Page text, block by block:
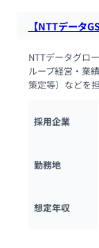
【NTTデータ
NTTデータグロ
ループ経営・業
策定等）などを
採用企業
勤務地
想定年収